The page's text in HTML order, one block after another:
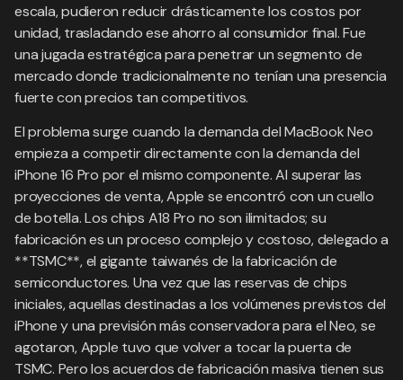
escala, pudieron reducir drásticamente los costos por
unidad, trasladando ese ahorro al consumidor final. Fue
una jugada estratégica para penetrar un segmento de
mercado donde tradicionalmente no tenían una presencia
fuerte con precios tan competitivos.
El problema surge cuando la demanda del MacBook Neo
empieza a competir directamente con la demanda del
iPhone 16 Pro por el mismo componente. Al superar las
proyecciones de venta, Apple se encontró con un cuello
de botella. Los chips A18 Pro no son ilimitados; su
fabricación es un proceso complejo y costoso, delegado a
**TSMC**, el gigante taiwanés de la fabricación de
semiconductores. Una vez que las reservas de chips
iniciales, aquellas destinadas a los volúmenes previstos del
iPhone y una previsión más conservadora para el Neo, se
agotaron, Apple tuvo que volver a tocar la puerta de
TSMC. Pero los acuerdos de fabricación masiva tienen sus